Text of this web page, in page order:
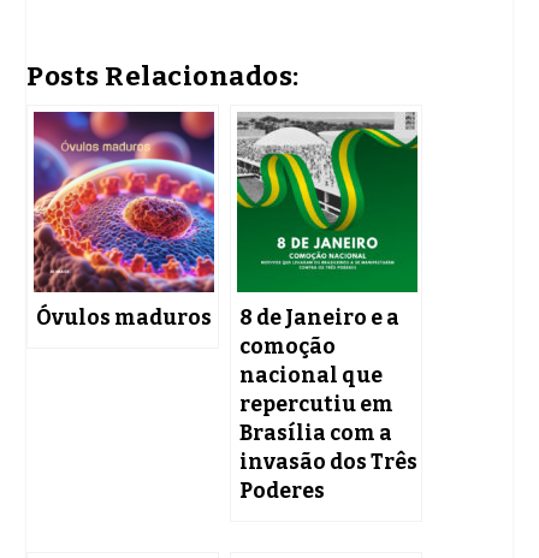
Posts Relacionados:
Óvulos maduros
8 de Janeiro e a
comoção
nacional que
repercutiu em
Brasília com a
invasão dos Três
Poderes